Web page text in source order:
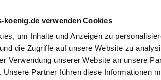
koenig.de verwenden Cookies
um Inhalte und Anzeigen zu
die Zugriffe auf unsere Website zu
Verwendung unserer Website an unsere
Unsere Partner führen diese Informationen